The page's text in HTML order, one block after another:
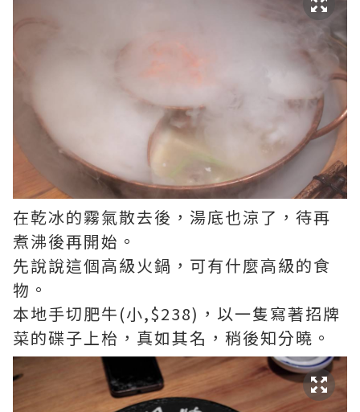
在乾冰的霧氣散去後，湯底也涼了，待再
煮沸後再開始。
先說說這個高級火鍋，可有什麼高級的食
物。
本地手切肥牛(小,$238)，以一隻寫著招牌
菜的碟子上枱，真如其名，稍後知分曉。